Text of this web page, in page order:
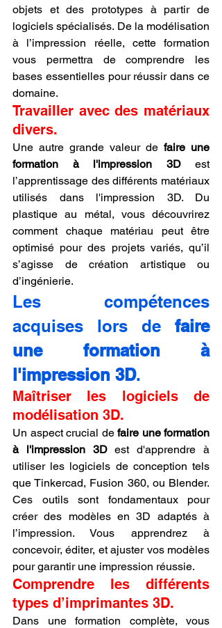
objets et des prototypes à partir de
logiciels spécialisés. De la modélisation
à l’impression réelle, cette formation
vous permettra de comprendre les
bases essentielles pour réussir dans ce
domaine.
Travailler avec des matériaux
divers.
Une autre grande valeur de faire une
formation à l'impression 3D est
l’apprentissage des différents matériaux
utilisés dans l'impression 3D. Du
plastique au métal, vous découvrirez
comment chaque matériau peut être
optimisé pour des projets variés, qu’il
s’agisse de création artistique ou
d’ingénierie.
Les compétences
acquises lors de faire
une formation à
l'impression 3D.
Maîtriser les logiciels de
modélisation 3D.
Un aspect crucial de faire une formation
à l'impression 3D est d'apprendre à
utiliser les logiciels de conception tels
que Tinkercad, Fusion 360, ou Blender.
Ces outils sont fondamentaux pour
créer des modèles en 3D adaptés à
l’impression. Vous apprendrez à
concevoir, éditer, et ajuster vos modèles
pour garantir une impression réussie.
Comprendre les différents
types d’imprimantes 3D.
Dans une formation complète, vous